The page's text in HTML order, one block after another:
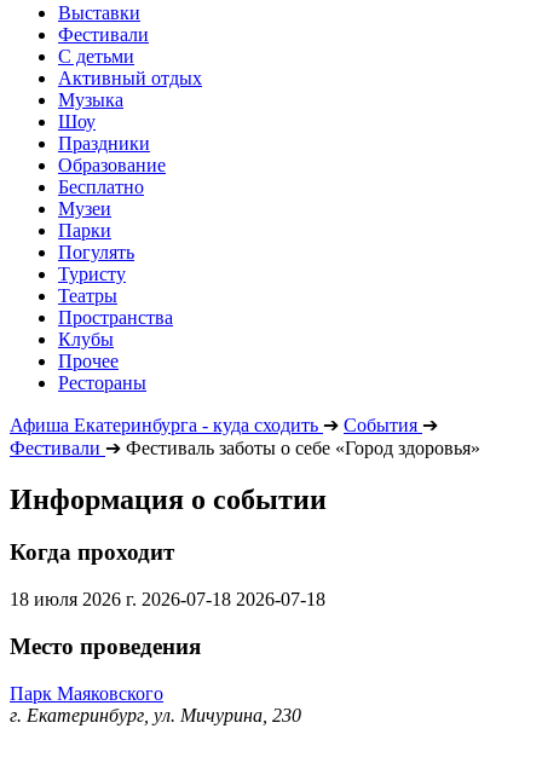
Выставки
Фестивали
С детьми
Активный отдых
Музыка
Шоу
Праздники
Образование
Бесплатно
Музеи
Парки
Погулять
Туристу
Театры
Пространства
Клубы
Прочее
Рестораны
Афиша Екатеринбурга - куда сходить ➔ События ➔
Фестивали ➔ Фестиваль заботы о себе «Город здоровья»
Информация о событии
Когда проходит
18 июля 2026 г. 2026-07-18 2026-07-18
Место проведения
Парк Маяковского
г. Екатеринбург, ул. Мичурина, 230